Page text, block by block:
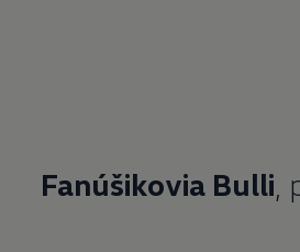
Fanúšikovia Bulli